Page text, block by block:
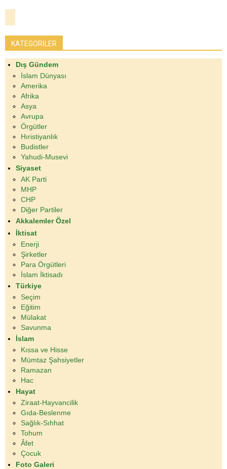
KATEGORİLER
Dış Gündem
İslam Dünyası
Amerika
Afrika
Asya
Avrupa
Örgütler
Hıristiyanlık
Budistler
Yahudi-Musevi
Siyaset
AK Parti
MHP
CHP
Diğer Partiler
Akkalemler Özel
İktisat
Enerji
Şirketler
Para Örgütleri
İslam İktisadı
Türkiye
Seçim
Eğitim
Mülakat
Savunma
İslam
Kıssa ve Hisse
Mümtaz Şahsiyetler
Ramazan
Hac
Hayat
Ziraat-Hayvancilik
Gıda-Beslenme
Sağlık-Sıhhat
Tohum
Âfet
Çocuk
Foto Galeri